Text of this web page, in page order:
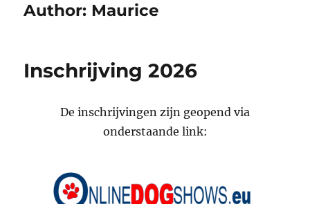
Author: Maurice
Inschrijving 2026
De inschrijvingen zijn geopend via
onderstaande link: